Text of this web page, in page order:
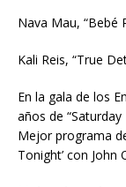
Nava Mau, “Bebé
Kali Reis, “True
En la gala de los
años de
Mejor programa
Tonight’ con John